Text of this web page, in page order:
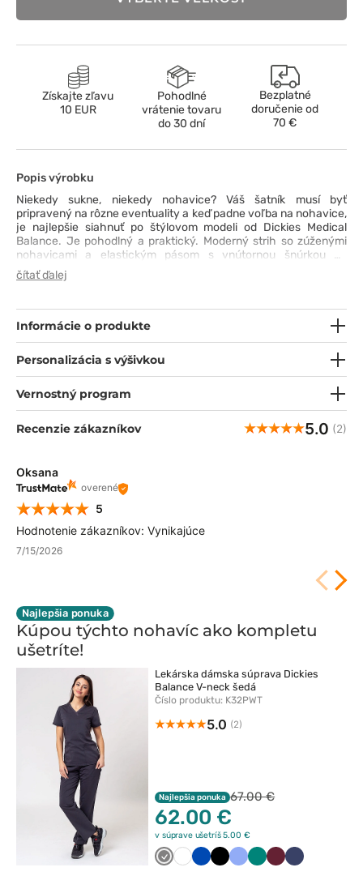
Získajte zľavu
10 EUR
Pohodlné
vrátenie tovaru
do 30 dní
Bezplatné
doručenie od
70 €
Popis výrobku
Niekedy sukne, niekedy nohavice? Váš šatník musí byť
pripravený na rôzne eventuality a keď padne voľba na nohavice,
je najlepšie siahnuť po štýlovom modeli od Dickies Medical
Balance. Je pohodlný a praktický. Moderný strih so zúženými
nohavicami a elastickým pásom s vnútornou šnúrkou na
dodatočné prispôsobenie - vyzerá skvele. Početné vrecká na
drobnosti, s jedným tajným vreckom na zips, spandexová
povrchové úpravy sú niečo, čo určite oceníte po dni plnom
profesionálnych výziev.
čítať ďalej
Informácie o produkte
Personalizácia s výšivkou
Vernostný program
Recenzie zákazníkov 5.0 (2)
Oksana
overené
5
Hodnotenie zákazníkov: Vynikajúce
7/15/2026
Najlepšia ponuka
Kúpou týchto nohavíc ako kompletu
ušetríte!
Lekárska dámska súprava Dickies
Balance V-neck šedá
Číslo produktu: K32PWT
5.0 (2)
Najlepšia ponuka 67.00 €
62.00 €
v súprave ušetríš 5.00 €
SzaryBiałyKrólewski
CzarnyKlasyczny
ZielonyWiśniowy
Ciemny